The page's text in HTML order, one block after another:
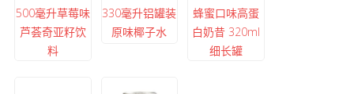
500毫升草莓味
芦荟奇亚籽饮
料
330毫升铝罐装
原味椰子水
蜂蜜口味高蛋
白奶昔 320ml
细长罐